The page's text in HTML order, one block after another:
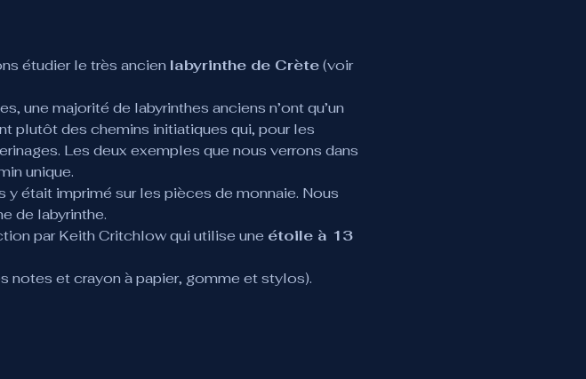
étudier le très ancien labyrinthe de Crète (voir
une majorité de labyrinthes anciens n’ont qu’un
plutôt des chemins initiatiques qui, pour les
Les deux exemples que nous verrons dans
unique.
y était imprimé sur les pièces de monnaie. Nous
de labyrinthe.
par Keith Critchlow qui utilise une étoile à 13
notes et crayon à papier, gomme et stylos).